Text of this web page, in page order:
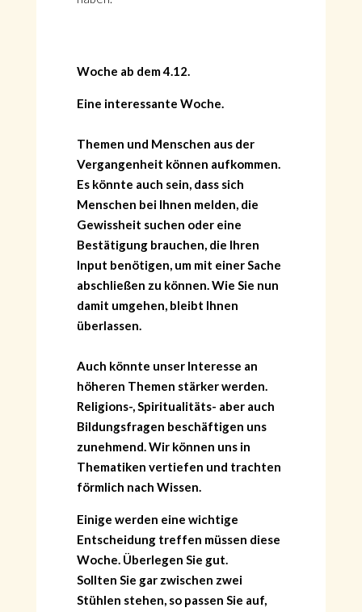
Woche ab dem 4.12.
Eine interessante Woche.
Themen und Menschen aus der
Vergangenheit können aufkommen.
Es könnte auch sein, dass sich
Menschen bei Ihnen melden, die
Gewissheit suchen oder eine
Bestätigung brauchen, die Ihren
Input benötigen, um mit einer Sache
abschließen zu können. Wie Sie nun
damit umgehen, bleibt Ihnen
überlassen.
Auch könnte unser Interesse an
höheren Themen stärker werden.
Religions-, Spiritualitäts- aber auch
Bildungsfragen beschäftigen uns
zunehmend. Wir können uns in
Thematiken vertiefen und trachten
förmlich nach Wissen.
Einige werden eine wichtige
Entscheidung treffen müssen diese
Woche. Überlegen Sie gut.
Sollten Sie gar zwischen zwei
Stühlen stehen, so passen Sie auf,